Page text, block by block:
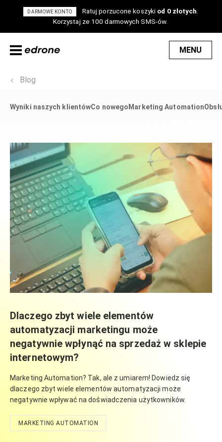
DARMOWE KONTO Ratuj porzucone koszyki od 0 złotych
Korzystaj ze 100 darmowych SMS-ów.
MENU
Blog
Wyniki naszych klientówCo nowego Marketing Automation
Dlaczego zbyt wiele elementów
automatyzacji marketingu może
negatywnie wpłynąć na sprzedaż w sklepie
internetowym?
Marketing Automation? Tak, ale z umiarem! Dowiedz się
dlaczego zbyt wiele elementów automatyzacji może
negatywnie wpływać na doświadczenia użytkowników.
MARKETING AUTOMATION